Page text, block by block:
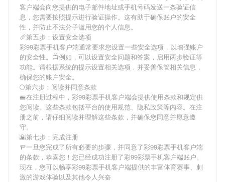
客户端会向您提供的电子邮件地址或手机号码发送一条验证信
息，您需要按照提示进行验证操作。这有助于确保账户的安全
性，并防止不法分子滥用您的个人信息。
🥖第五步：设置安全选项
彩99彩票手机客户端通常要求您设置一些安全选项，以增强账户
的安全性。📺例如，可以设置安全问题和答案，启用两步验证等
功能。请根据系统的提示设置相关选项，并妥善保管相关信息，
确保您的账户安全。
🌕第六步：阅读并同意条款
🚝在注册过程中， 彩99彩票手机客户端会提供使用条款和规定供
您阅读。这些条款包括平台的使用规范、隐私政策等内容。在注
册之前，请仔细阅读并理解这些条款，并确保您同意并愿意遵
守。
🌇第七步：完成注册
🚥一旦您完成了所有必要的步骤，并同意了彩99彩票手机客户端
的条款，恭喜您！您已经成功注册了彩99彩票手机客户端账户。
现在，您可以畅享彩99彩票手机客户端提供的丰富体育赛事、刺
激的游戏体验以及其他令人兴奋